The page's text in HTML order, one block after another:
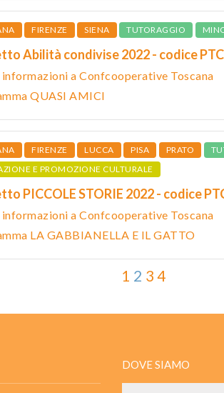
FIRENZE SIENA TUTORAGGIO
Abilità condivise 2022 - codice
a Confcooperative Toscana
QUASI AMICI
FIRENZE LUCCA PISA PRATO
E PROMOZIONE CULTURALE
PICCOLE STORIE 2022 - codice
a Confcooperative Toscana
LA GABBIANELLA E IL GATTO
1 2 3 4
DOVE SIAMO